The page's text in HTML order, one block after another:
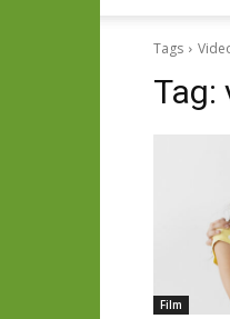
Tags
Tag:
Film